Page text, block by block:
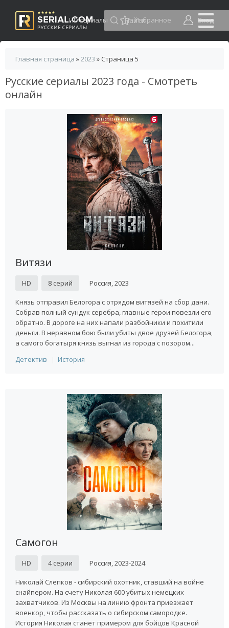
HD сериалы Избранное Вход
Главная страница »2023 » Страница 5
Русские сериалы 2023 года - Смотреть
онлайн
Витязи
HD 8 серий Россия, 2023
Князь отправил Белогора с отрядом витязей на сбор дани.
Собрав полный сундук серебра, главные герои повезли его
обратно. В дороге на них напали разбойники и похитили
деньги. В неравном бою были убиты двое друзей Белогора,
а самого богатыря князь выгнал из города с позором...
Детектив
История
Самогон
HD 4 серии Россия, 2023-2024
Николай Слепков - сибирский охотник, ставший на войне
снайпером. На счету Николая 600 убитых немецких
захватчиков. Из Москвы на линию фронта приезжает
военкор, чтобы рассказать о сибирском самородке.
История Николая станет примером для бойцов Красной